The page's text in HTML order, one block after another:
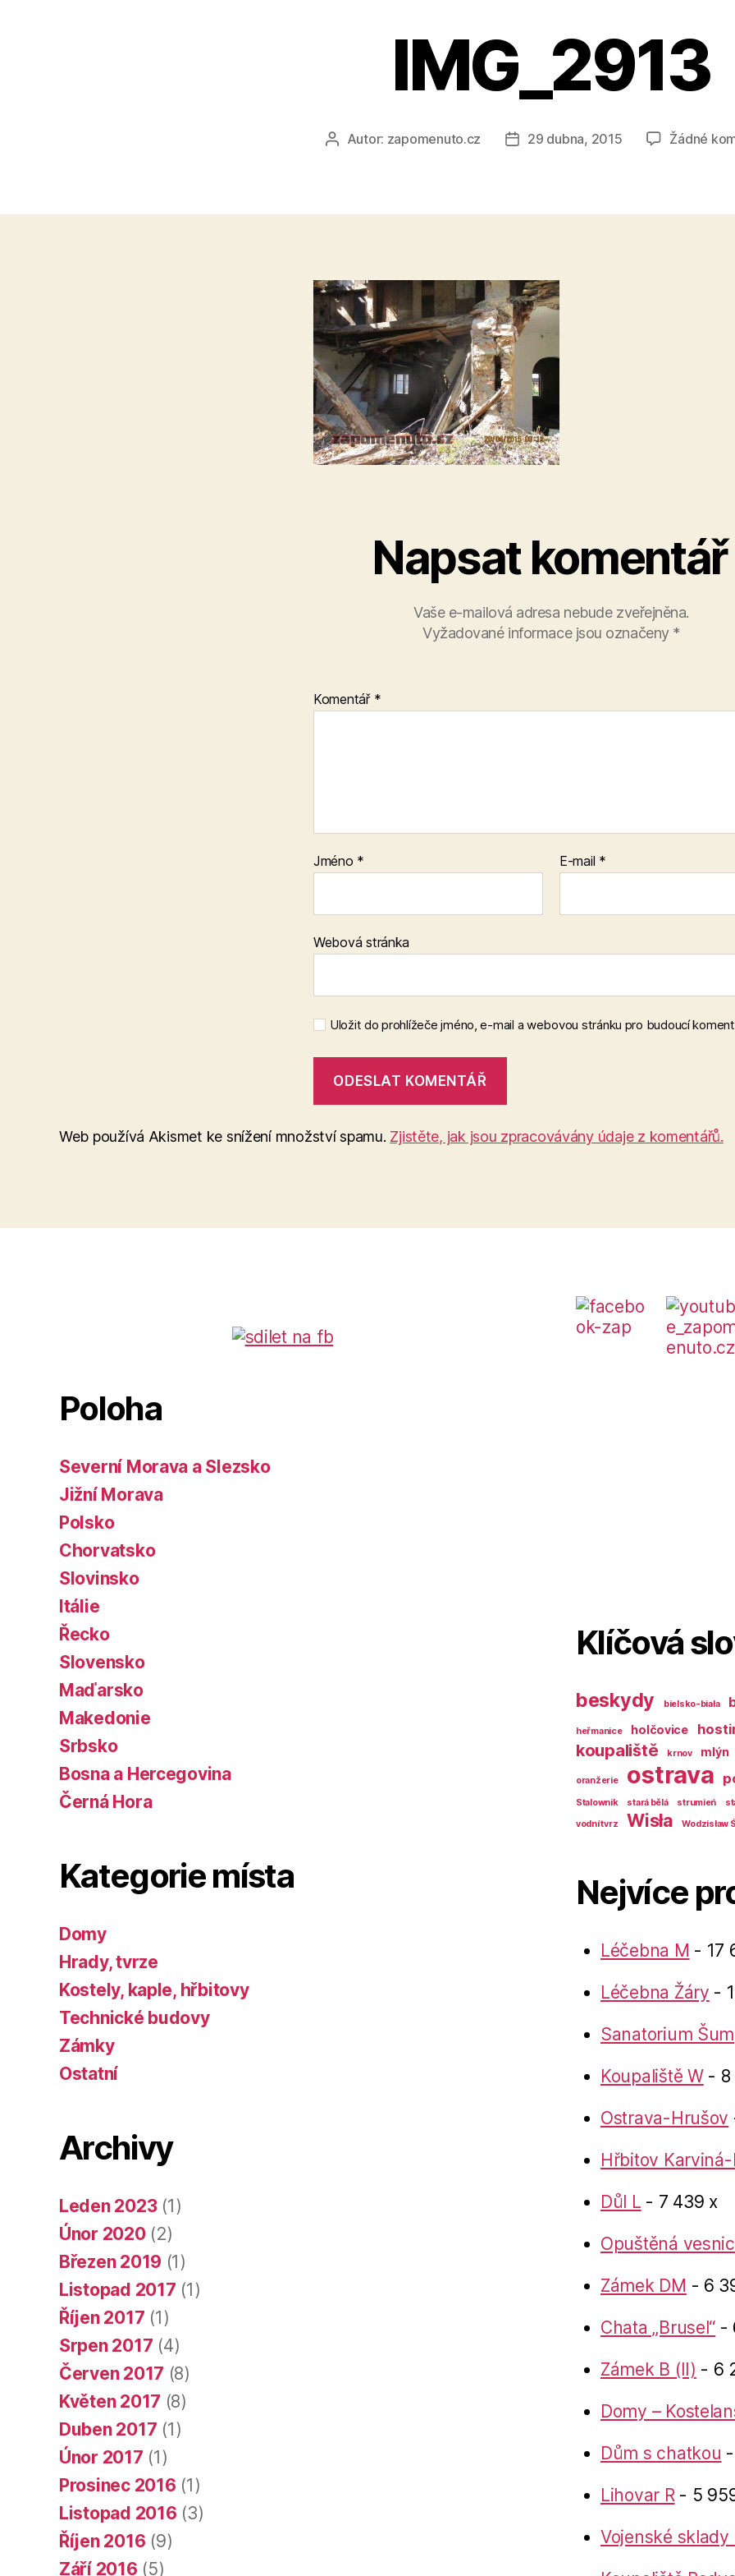
IMG_2913
AutorAutor: zapomenuto.cz
Datum
29 dubna, 2015 Žádné
Napsat komentář
Vaše e-mailová adresa nebude zveřejněna.
Vyžadované informace jsou označeny *
Komentář *
Jméno * E-mail *
Webová stránka
Uložit do prohlížeče jméno, e-mail a webovou stránku pro budoucí
Web používá Akismet ke snížení množství spamu. Zjistěte, jak jsou zpracovávány údaje z komentářů.
Poloha
Severní Morava a Slezsko
Jižní Morava
Polsko
Chorvatsko
Slovinsko
Itálie
Řecko
Slovensko
Maďarsko
Makedonie
Srbsko
Bosna a Hercegovina
Černá Hora
Kategorie místa
Domy
Hrady, tvrze
Kostely, kaple, hřbitovy
Technické budovy
Zámky
Ostatní
Archivy
Leden 2023(1)
Únor 2020(2)
Březen 2019 (1)
Listopad 2017 (1)
Říjen 2017 (1)
Srpen 2017 (4)
Červen 2017 (8)
Květen 2017 (8)
Duben 2017 (1)
Únor 2017 (1)
Prosinec 2016 (1)
Listopad 2016 (3)
Říjen 2016 (9)
Září 2016 (5)
Klíčová
beskydy bielsko-biała
heřmanice holčovice
koupaliště krnov mlýn
oranžerie ostrava
Stalownik stará bělá strumień
vodní tvrz
Wisła Wodzisław
Nejvíce
Léčebna M - 17
Léčebna Žáry -
Sanatorium
Koupaliště W- 8
Ostrava-Hrušov
Hřbitov
Důl L - 7 439 x
Opuštěná
Zámek DM - 6
Chata „Brusel“ -
Zámek B (II) - 6
Domy –
Dům s chatkou
Lihovar R- 5
Vojenské sklady